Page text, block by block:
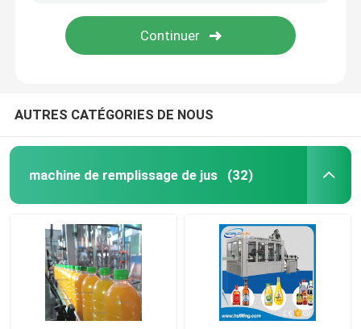
AUTRES CATÉGORIES DE NOUS
machine de remplissage de jus (32)